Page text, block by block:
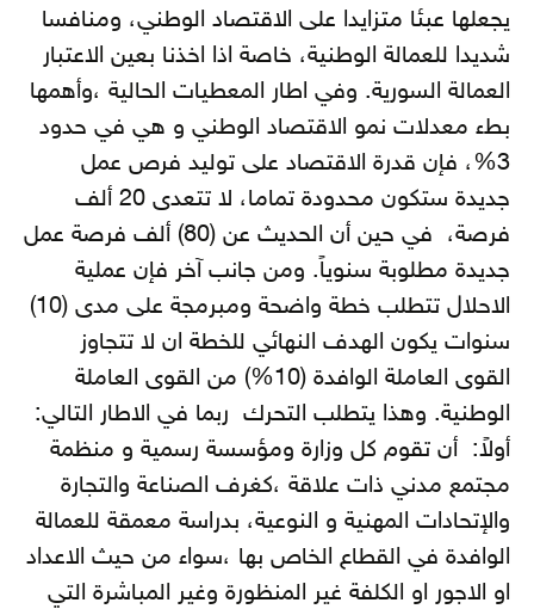
يجعلها عبئا متزايدا على الاقتصاد الوطني، ومنافسا
شديدا للعمالة الوطنية، خاصة اذا اخذنا بعين الاعتبار
العمالة السورية. وفي اطار المعطيات الحالية ،وأهمها
بطء معدلات نمو الاقتصاد الوطني و هي في حدود
3%، فإن قدرة الاقتصاد على توليد فرص عمل
جديدة ستكون محدودة تماما، لا تتعدى 20 ألف
فرصة، في حين أن الحديث عن (80) ألف فرصة عمل
جديدة مطلوبة سنوياً. ومن جانب آخر فإن عملية
الاحلال تتطلب خطة واضحة ومبرمجة على مدى (10)
سنوات يكون الهدف النهائي للخطة ان لا تتجاوز
القوى العاملة الوافدة (10%) من القوى العاملة
الوطنية. وهذا يتطلب التحرك ربما في الاطار التالي:
أولاً: أن تقوم كل وزارة ومؤسسة رسمية و منظمة
مجتمع مدني ذات علاقة ،كغرف الصناعة والتجارة
والإتحادات المهنية و النوعية، بدراسة معمقة للعمالة
الوافدة في القطاع الخاص بها ،سواء من حيث الاعداد
او الاجور او الكلفة غير المنظورة وغير المباشرة التي